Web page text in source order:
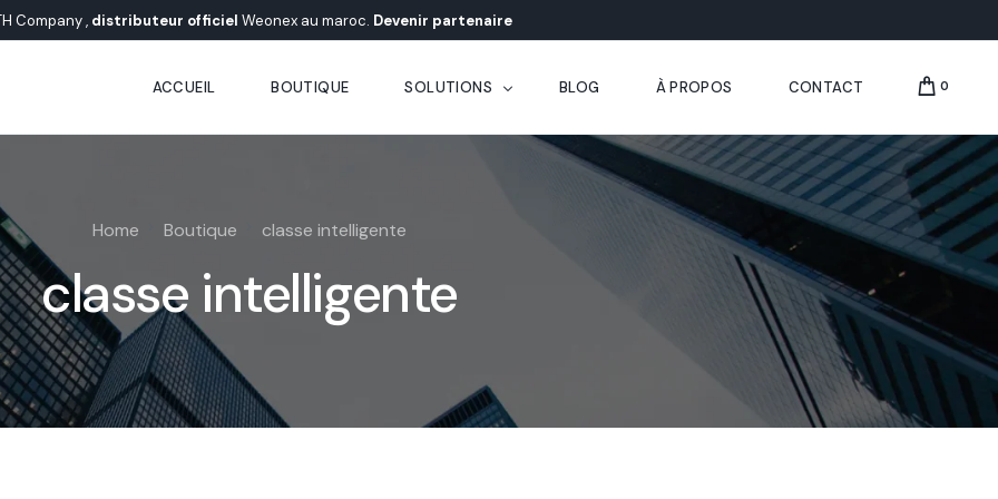
Company , distributeur officiel Weonex au maroc. Devenir partenaire
ACCUEIL BOUTIQUE SOLUTIONS
Solutions Entreprise
Solution d’enregistrement vidéo 4K pour salle de classe
Solution de co-enseignement pour salle de classe
AI Behavioral Analysis
BLOG À PROPOS CONTACT 0
Home Boutique classe intelligente
classe intelligente